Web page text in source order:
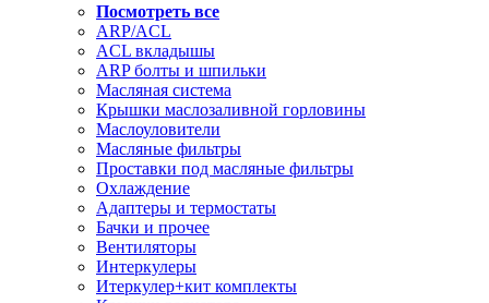
Посмотреть все
ARP/ACL
ACL вкладышы
ARP болты и шпильки
Масляная система
Крышки маслозаливной горловины
Маслоуловители
Масляные фильтры
Проставки под масляные фильтры
Охлаждение
Адаптеры и термостаты
Бачки и прочее
Вентиляторы
Интеркулеры
Итеркулер+кит комплекты